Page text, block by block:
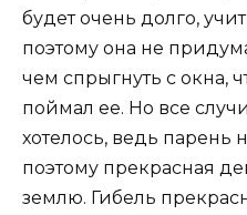
будет очень долго,
поэтому она не
чем спрыгнуть с окна,
поймал ее. Но все
хотелось, ведь парень
поэтому прекрасная
землю. Гибель